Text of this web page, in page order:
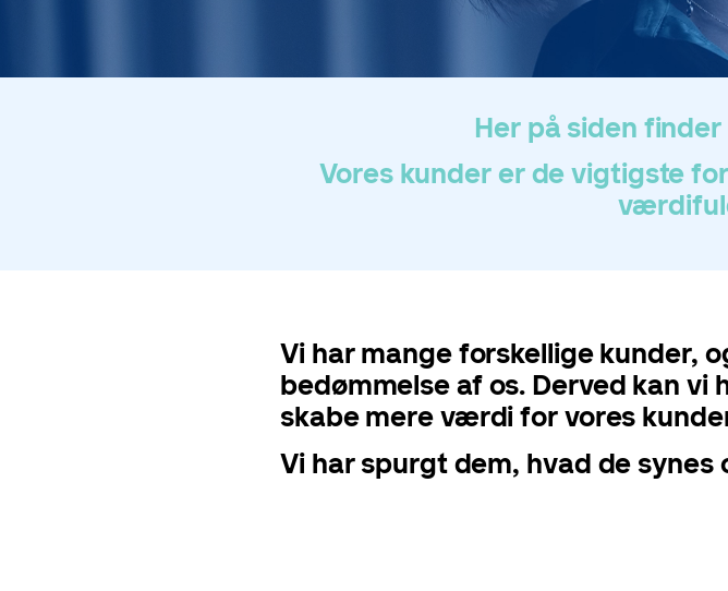
Her på siden
Vores kunder er de vigtigste
Vi har mange forskellige kunder,
bedømmelse af os. Derved kan vi
skabe mere værdi for vores
Vi har spurgt dem, hvad de synes